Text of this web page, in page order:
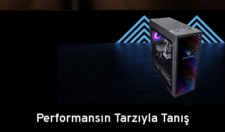
Performansın Tarzıyla Tanış